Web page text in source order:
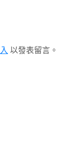
以發表留言。